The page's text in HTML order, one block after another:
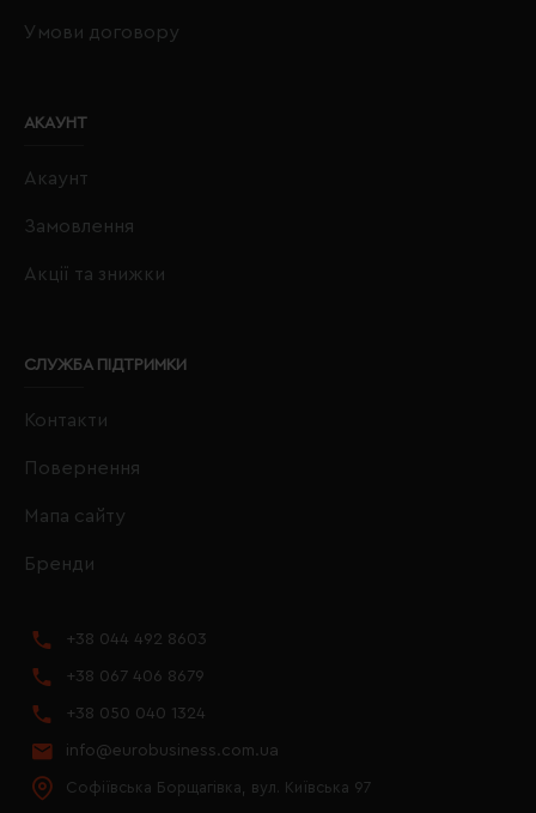
Умови договору
АКАУНТ
Акаунт
Замовлення
Акції та знижки
СЛУЖБА ПІДТРИМКИ
Контакти
Повернення
Мапа сайту
Бренди
+38 044 492 8603
+38 067 406 8679
+38 050 040 1324
info@eurobusiness.com.ua
Софіївська Борщагівка, вул. Київська 97